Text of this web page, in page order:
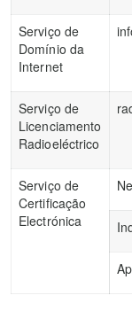
Serviço de
Domínio da
Internet
Serviço de
Licenciamento
Radioeléctrico
Serviço de
Certificação
Electrónica